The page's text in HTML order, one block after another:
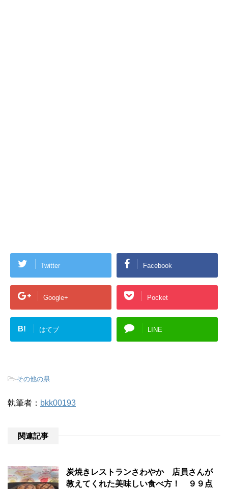
Twitter Facebook
Google+ Pocket
B! はてブ LINE
-その他の県
執筆者： bkk00193
関連記事
炭焼きレストランさわやか 店員さんが
教えてくれた美味しい食べ方！ ９９点